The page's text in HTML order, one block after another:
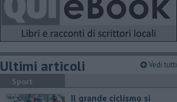
Ultimi articoli Vedi tutti
Sport
Il grande ciclismo si